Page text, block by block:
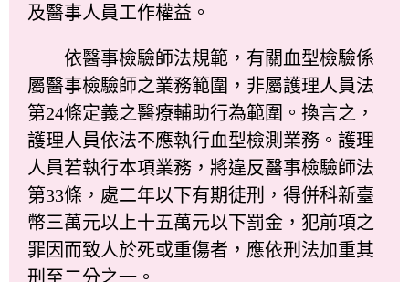
及醫事人員工作權益。
依醫事檢驗師法規範，有關血型檢驗係
屬醫事檢驗師之業務範圍，非屬護理人員法
第24條定義之醫療輔助行為範圍。換言之，
護理人員依法不應執行血型檢測業務。護理
人員若執行本項業務，將違反醫事檢驗師法
第33條，處二年以下有期徒刑，得併科新臺
幣三萬元以上十五萬元以下罰金，犯前項之
罪因而致人於死或重傷者，應依刑法加重其
刑至二分之一。